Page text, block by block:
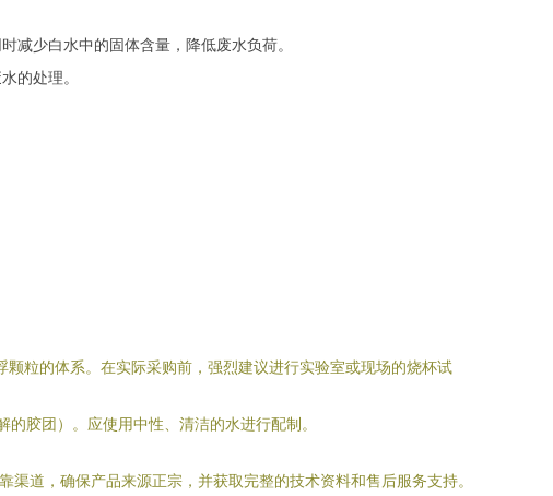
减少白水中的固体含量，降低废水负荷。
的处理。
粒的体系。在实际采购前，强烈建议进行实验室或现场的烧杯试
胶团）。应使用中性、清洁的水进行配制。
道，确保产品来源正宗，并获取完整的技术资料和售后服务支持。